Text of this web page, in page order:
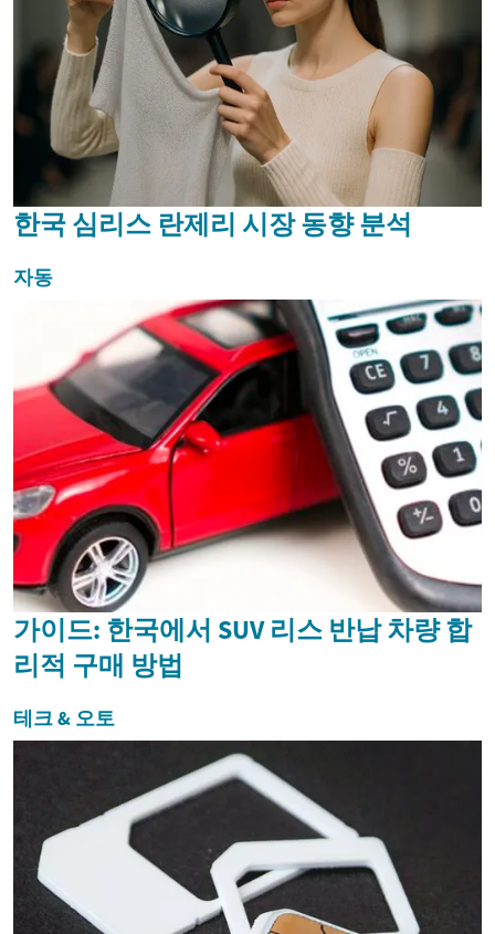
한국 심리스 란제리 시장 동향 분석
자동
가이드: 한국에서 SUV 리스 반납 차량 합
리적 구매 방법
테크 & 오토